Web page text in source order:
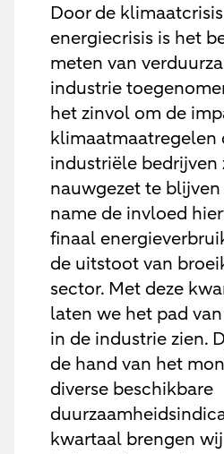
Door de
energiecrisis is het
meten van
industrie
het zinvol om de
klimaatmaatregelen
industriële bedrijven
nauwgezet te
name de invloed
finaal
de uitstoot van
sector. Met deze
laten we het pad
in de industrie zien.
de hand van het
diverse beschikbare
kwartaal brengen